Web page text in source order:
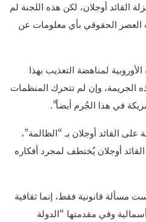
القائد أوجلان، لكن هذه اللجنة لم
العصر الحقوقي بأي معلومات عن
لمناهضة التعذيب بهذا
وإن لم تتحرك المنظمات
في هذا الجُرم أيضاً”.
القائد أوجلان بـ “الظالمة”،
أوجلان يُختطف لمجرد أفكاره
مسألة قانونية فقط، إنما ثقافية
وفي مقدمتها “الدولة